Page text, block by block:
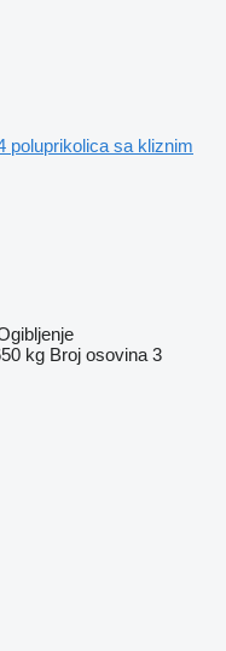
poluprikolica sa kliznim
kg Broj osovina 3